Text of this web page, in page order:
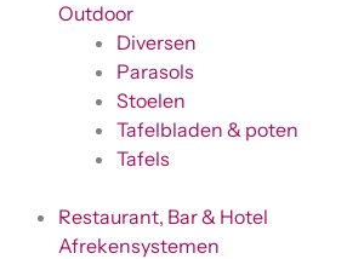
Outdoor
Diversen
Parasols
Stoelen
Tafelbladen & poten
Tafels
Restaurant, Bar & Hotel
Afrekensystemen